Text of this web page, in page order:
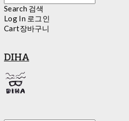
Search 검색
Log In 로그인
Cart장바구니
DIHA